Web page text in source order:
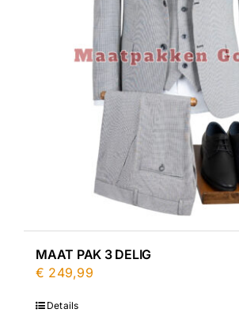
MAAT PAK 3 DELIG
€ 249,99
Details